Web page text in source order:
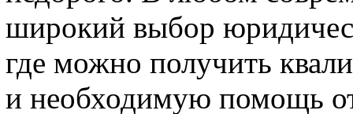
широкий выбор
где можно получить
и необходимую помощь